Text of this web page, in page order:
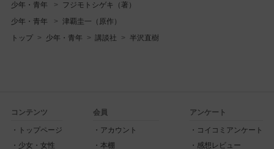
少年・青年 フジモトシゲキ（著）
少年・青年 津覇圭一（原作）
トップ 少年・青年 講談社 半沢直樹
コンテンツ
トップページ
少女・女性
会員
アカウント
本棚
アンケート
コイコミアンケート
感想レビュー